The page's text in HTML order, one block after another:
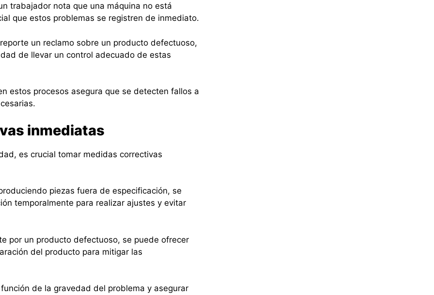
trabajador nota que una máquina no está
que estos problemas se registren de inmediato.
un reclamo sobre un producto defectuoso,
de llevar un control adecuado de estas
estos procesos asegura que se detecten fallos a
inmediatas
es crucial tomar medidas correctivas
piezas fuera de especificación, se
temporalmente para realizar ajustes y evitar
por un producto defectuoso, se puede ofrecer
del producto para mitigar las
de la gravedad del problema y asegurar